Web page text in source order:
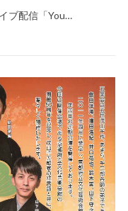
ブ配信「You…